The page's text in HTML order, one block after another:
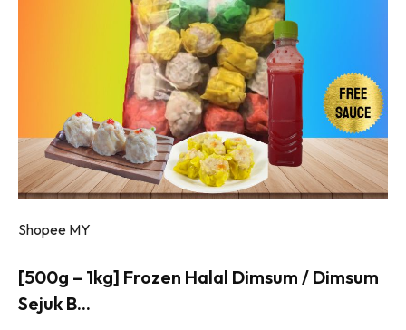
Shopee MY
[500g – 1kg] Frozen Halal Dimsum / Dimsum
Sejuk B...